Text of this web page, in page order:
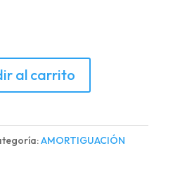
al carrito
AMORTIGUACIÓN